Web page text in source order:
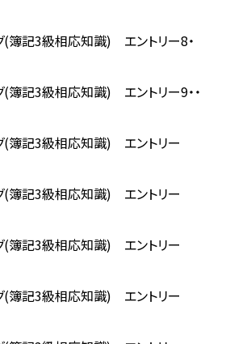
(簿記3級相応知識) エントリー8・
簿記3級相応知識) エントリー9・・
(簿記3級相応知識) エントリー
(簿記3級相応知識) エントリー
(簿記3級相応知識) エントリー
(簿記3級相応知識) エントリー